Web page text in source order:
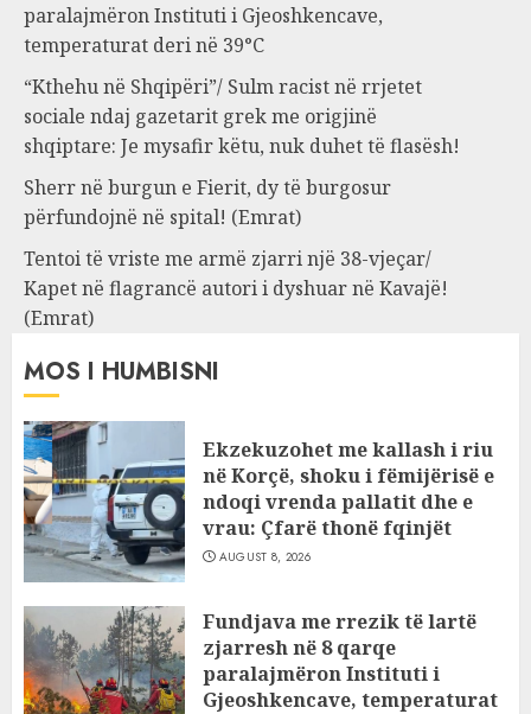
paralajmëron Instituti i Gjeoshkencave,
temperaturat deri në 39°C
“Kthehu në Shqipëri”/ Sulm racist në rrjetet
sociale ndaj gazetarit grek me origjinë
shqiptare: Je mysafir këtu, nuk duhet të flasësh!
Sherr në burgun e Fierit, dy të burgosur
përfundojnë në spital! (Emrat)
Tentoi të vriste me armë zjarri një 38-vjeçar/
Kapet në flagrancë autori i dyshuar në Kavajë!
(Emrat)
MOS I HUMBISNI
Ekzekuzohet me kallash i riu
në Korçë, shoku i fëmijërisë e
ndoqi vrenda pallatit dhe e
vrau: Çfarë thonë fqinjët
AUGUST 8, 2026
Fundjava me rrezik të lartë
zjarresh në 8 qarqe
paralajmëron Instituti i
Gjeoshkencave, temperaturat